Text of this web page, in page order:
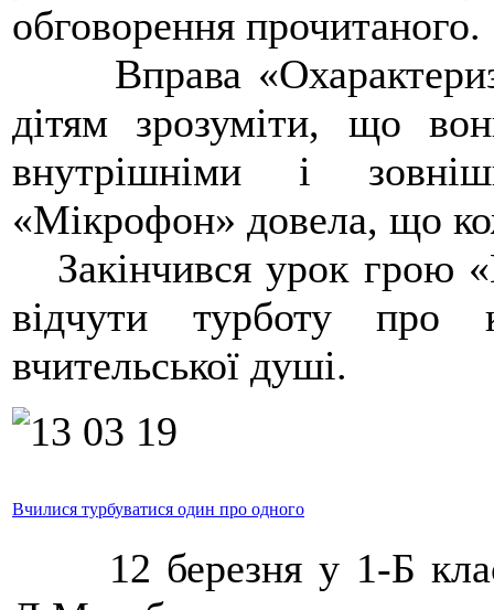
обговорення прочитаного.
Вправа
дітям зрозуміти, що
внутрішніми і
«Мікрофон» довела, що
Закінчився урок грою
відчути турботу
вчительської душі.
Вчилися турбуватися один про одного
12 березня у 1-Б